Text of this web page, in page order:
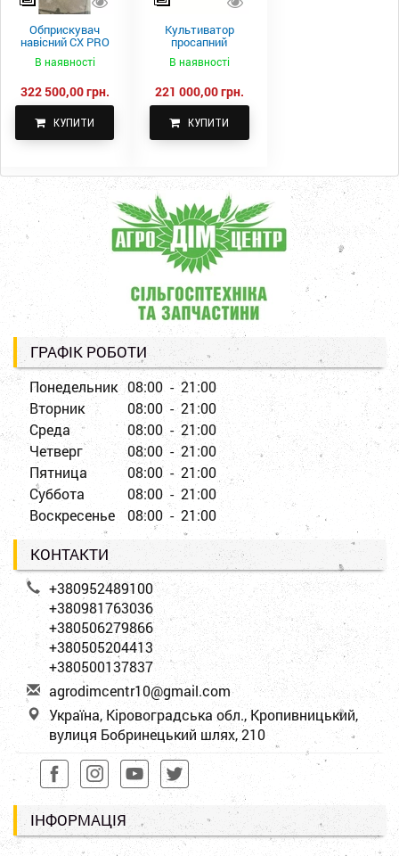
Обприскувач
навісний CX PRO
В наявності
322 500,00 грн.
КУПИТИ
Культиватор
просапний
КПН-5,6-05
В наявності
221 000,00 грн.
КУПИТИ
ГРАФІК РОБОТИ
Понедельник 08:00 - 21:00
Вторник
08:00 - 21:00
Среда
08:00 - 21:00
Четверг
08:00 - 21:00
Пятница
08:00 - 21:00
Суббота
08:00 - 21:00
Воскресенье
08:00 - 21:00
КОНТАКТИ
+380952489100
+380981763036
+380506279866
+380505204413
+380500137837
agrodimcentr10@gmail.com
Україна, Кіровоградська обл., Кропивницький,
вулиця Бобринецький шлях, 210
ІНФОРМАЦІЯ